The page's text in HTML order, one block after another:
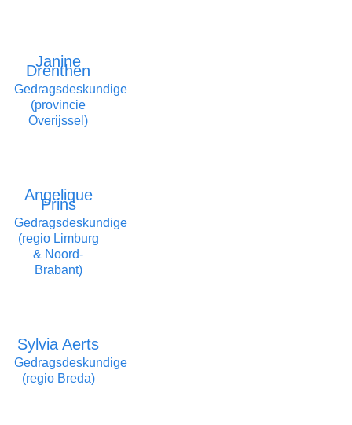
Janine
Drenthen
Gedragsdeskundige
(provincie
Overijssel)
Angelique
Prins
Gedragsdeskundige
(regio Limburg
& Noord-
Brabant)
Sylvia Aerts
Gedragsdeskundige
(regio Breda)